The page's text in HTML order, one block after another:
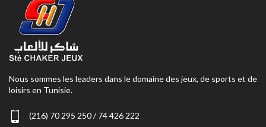
Nous sommes les leaders dans le domaine des jeux, de sports et de
loisirs en Tunisie.
(216) 70 295 250 / 74 426 222